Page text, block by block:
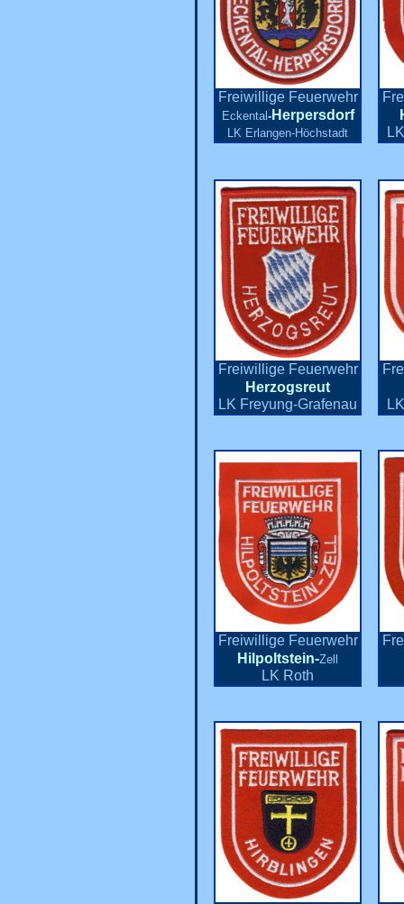
Freiwillige Feuerwehr
Eckental -Herpersdorf
LK Erlangen-Höchstadt
Freiwillige Feuerwehr
Herzogsreut
LK Freyung-Grafenau
Freiwillige Feuerwehr
Hilpoltstein-Zell
LK Roth